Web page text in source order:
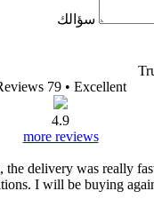
سؤالك
79 • Excellent
4.9
more reviews
the delivery was really
I will be buying